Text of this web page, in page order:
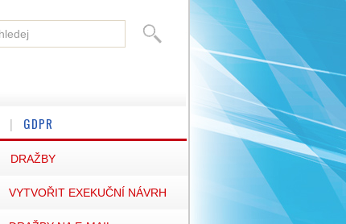
GDPR
DRAŽBY
VYTVOŘIT EXEKUČNÍ NÁVRH